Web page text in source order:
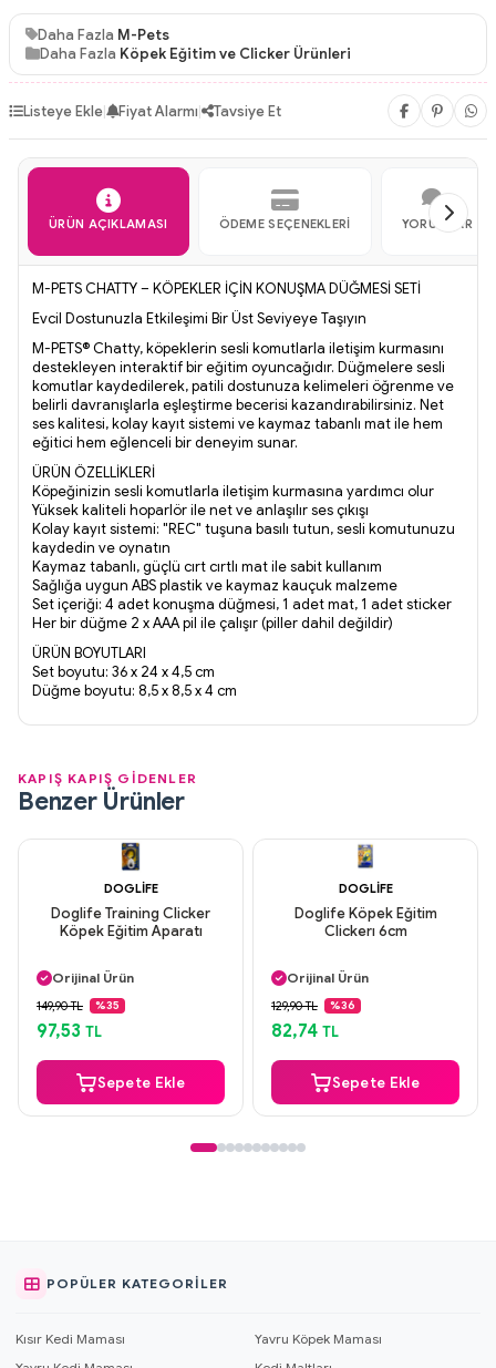
Daha Fazla M-Pets
Daha Fazla Köpek Eğitim ve Clicker Ürünleri
Listeye Ekle| Fiyat Alarmı| Tavsiye Et
ÜRÜN AÇIKLAMASI ÖDEME SEÇENEKLERI YORUMLAR
M-PETS CHATTY – KÖPEKLER İÇİN KONUŞMA DÜĞMESİ SETİ
Evcil Dostunuzla Etkileşimi Bir Üst Seviyeye Taşıyın
M-PETS® Chatty, köpeklerin sesli komutlarla iletişim kurmasını
destekleyen interaktif bir eğitim oyuncağıdır. Düğmelere sesli
komutlar kaydedilerek, patili dostunuza kelimeleri öğrenme ve
belirli davranışlarla eşleştirme becerisi kazandırabilirsiniz. Net
ses kalitesi, kolay kayıt sistemi ve kaymaz tabanlı mat ile hem
eğitici hem eğlenceli bir deneyim sunar.
ÜRÜN ÖZELLİKLERİ
Köpeğinizin sesli komutlarla iletişim kurmasına yardımcı olur
Yüksek kaliteli hoparlör ile net ve anlaşılır ses çıkışı
Kolay kayıt sistemi: "REC" tuşuna basılı tutun, sesli komutunuzu
kaydedin ve oynatın
Kaymaz tabanlı, güçlü cırt cırtlı mat ile sabit kullanım
Sağlığa uygun ABS plastik ve kaymaz kauçuk malzeme
Set içeriği: 4 adet konuşma düğmesi, 1 adet mat, 1 adet sticker
Her bir düğme 2 x AAA pil ile çalışır (piller dahil değildir)
ÜRÜN BOYUTLARI
Set boyutu: 36 x 24 x 4,5 cm
Düğme boyutu: 8,5 x 8,5 x 4 cm
KAPIŞ KAPIŞ GİDENLER
Benzer Ürünler
DOGLIFE
Doglife Training Clicker
Köpek Eğitim Aparatı
Orijinal Ürün
Güvenli Ödeme
Aynı Gün Kargo
149,90 TL %35
97,53 TL
Sepete Ekle
DOGLIFE
Doglife Köpek Eğitim
Clickerı 6cm
Orijinal Ürün
Güvenli Ödeme
Aynı Gün Kargo
129,90 TL %36
82,74 TL
Sepete Ekle
POPÜLER KATEGORILER
Kısır Kedi Maması
Yavru Köpek Maması